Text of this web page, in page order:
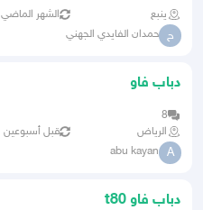
ينبع الشهر الماضي
ح حمدان الفايدي الجهني
دباب فاو
8
الرياض
قبل أسبوعين
A
abu kayan
دباب فاو t80